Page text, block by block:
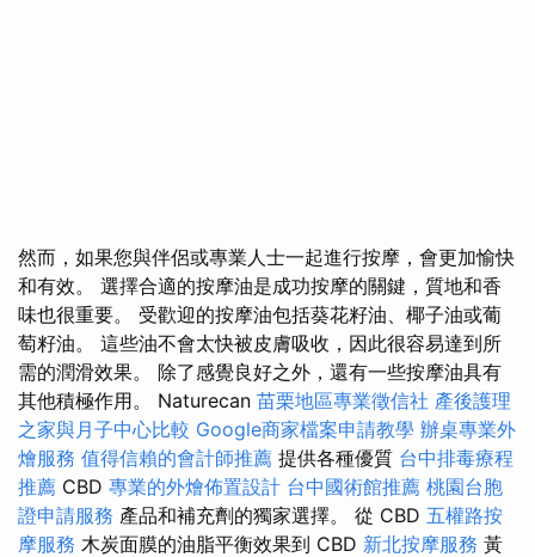
然而，如果您與伴侶或專業人士一起進行按摩，會更加愉快
和有效。 選擇合適的按摩油是成功按摩的關鍵，質地和香
味也很重要。 受歡迎的按摩油包括葵花籽油、椰子油或葡
萄籽油。 這些油不會太快被皮膚吸收，因此很容易達到所
需的潤滑效果。 除了感覺良好之外，還有一些按摩油具有
其他積極作用。 Naturecan 苗栗地區專業徵信社 產後護理
之家與月子中心比較 Google商家檔案申請教學 辦桌專業外
燴服務 值得信賴的會計師推薦 提供各種優質 台中排毒療程
推薦 CBD 專業的外燴佈置設計 台中國術館推薦 桃園台胞
證申請服務 產品和補充劑的獨家選擇。 從 CBD 五權路按
摩服務 木炭面膜的油脂平衡效果到 CBD 新北按摩服務 黃